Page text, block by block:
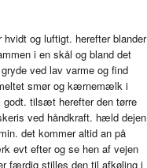
og luftigt. herefter blander
i en skål og bland det
ved lav varme og find
smør og kærnemælk i
tilsæt herefter den tørre
ved håndkraft. hæld dejen
det kommer altid an på
evt efter og se hen af vejen
færdig stilles den til afkøling i